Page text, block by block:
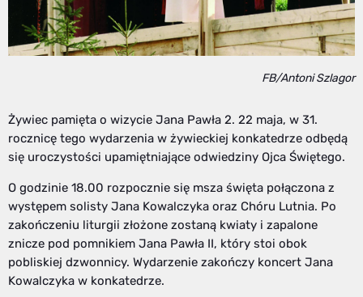
FB/Antoni Szlagor
Żywiec pamięta o wizycie Jana Pawła 2. 22 maja, w 31.
rocznicę tego wydarzenia w żywieckiej konkatedrze odbędą
się uroczystości upamiętniające odwiedziny Ojca Świętego.
O godzinie 18.00 rozpocznie się msza święta połączona z
występem solisty Jana Kowalczyka oraz Chóru Lutnia. Po
zakończeniu liturgii złożone zostaną kwiaty i zapalone
znicze pod pomnikiem Jana Pawła II, który stoi obok
pobliskiej dzwonnicy. Wydarzenie zakończy koncert Jana
Kowalczyka w konkatedrze.